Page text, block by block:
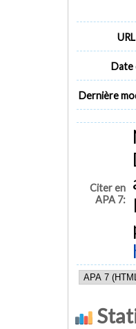
Date
Dernière
Citer en
APA 7: